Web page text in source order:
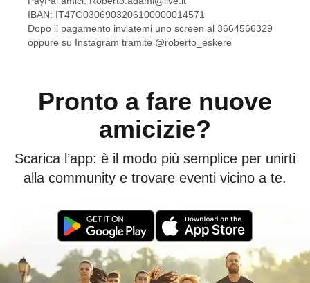
IBAN: IT47G0306903206100000014571
Dopo il pagamento inviatemi uno screen al 3664566329
oppure su Instagram tramite @roberto_eskere
Pronto a fare nuove
amicizie?
Scarica l’app: è il modo più semplice per unirti
alla community e trovare eventi vicino a te.